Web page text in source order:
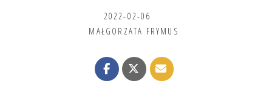
2022-02-06
MAŁGORZATA FRYMUS